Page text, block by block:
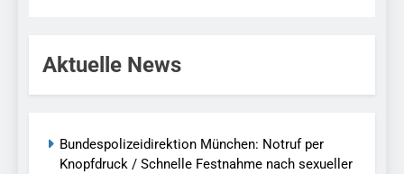
Aktuelle News
Bundespolizeidirektion München: Notruf per
Knopfdruck / Schnelle Festnahme nach sexueller